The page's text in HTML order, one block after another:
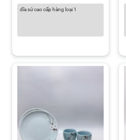
dĩa sứ cao cấp hàng loại 1